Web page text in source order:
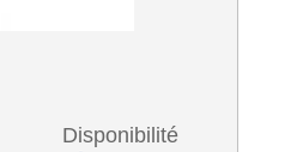
Disponibilité